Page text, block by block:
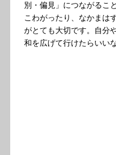
別・偏見」につながるこ
こわがったり、なかまは
がとても大切です。自分
和を広げて行けたらいい